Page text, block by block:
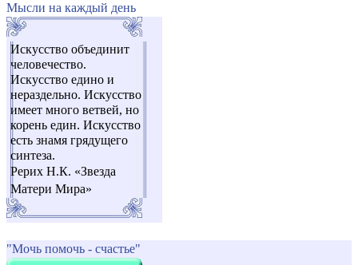
Мысли на каждый день
Искусство объединит
человечество.
Искусство едино и
нераздельно. Искусство
имеет много ветвей, но
корень един. Искусство
есть знамя грядущего
синтеза.
Рерих Н.К. «Звезда
Матери Мира»
"Мочь помочь - счастье"